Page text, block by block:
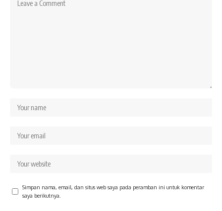
Simpan nama, email, dan situs web saya pada peramban ini untuk komentar
saya berikutnya.